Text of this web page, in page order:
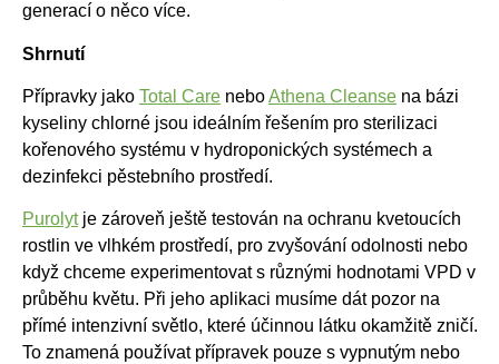
generací o něco více.
Shrnutí
Přípravky jako Total Care neboAthena Cleanse na bázi
kyseliny chlorné jsou ideálním řešením pro sterilizaci
kořenového systému v hydroponických systémech a
dezinfekci pěstebního prostředí.
Purolytje zároveň ještě testován na ochranu kvetoucích
rostlin ve vlhkém prostředí, pro zvyšování odolnosti nebo
když chceme experimentovat s různými hodnotami VPD v
průběhu květu. Při jeho aplikaci musíme dát pozor na
přímé intenzivní světlo, které účinnou látku okamžitě zničí.
To znamená používat přípravek pouze s vypnutým nebo